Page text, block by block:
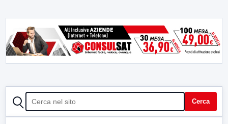
CERCA Cerca